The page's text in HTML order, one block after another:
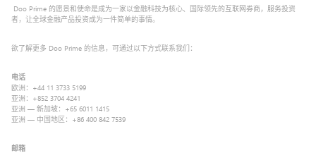
Doo Prime 的愿景和使命是成为一家以金融科技为核心、国际领先的互联网券商，服务投资
者，让全球金融产品投资成为一件简单的事情。
欲了解更多 Doo Prime 的信息，可通过以下方式联系我们：
电话
欧洲：+44 11 3733 5199
亚洲：+852 3704 4241
亚洲 — 新加坡：+65 6011 1415
亚洲 — 中国地区：+86 400 842 7539
邮箱